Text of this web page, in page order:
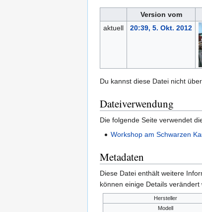
Version vom
aktuell
20:39, 5. Okt. 2012
Du kannst diese Datei nicht
Dateiverwendung
Die folgende Seite verwendet
Workshop am Schwarzen
Metadaten
Diese Datei enthält weitere
können einige Details verändert
Hersteller
Modell